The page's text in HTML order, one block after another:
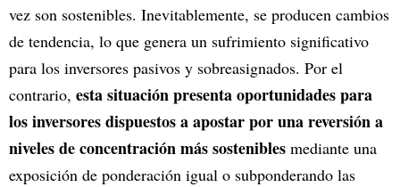
vez son sostenibles. Inevitablemente, se producen cambios
de tendencia, lo que genera un sufrimiento significativo
para los inversores pasivos y sobreasignados. Por el
contrario, esta situación presenta oportunidades para
los inversores dispuestos a apostar por una reversión a
niveles de concentración más sostenibles mediante una
exposición de ponderación igual o subponderando las